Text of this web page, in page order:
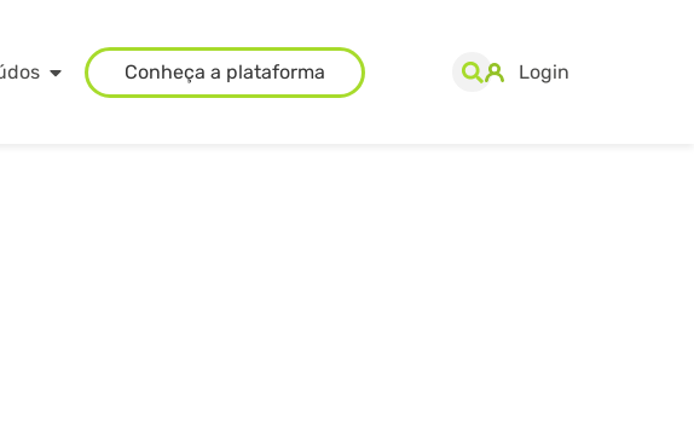
Conheça a plataforma Login